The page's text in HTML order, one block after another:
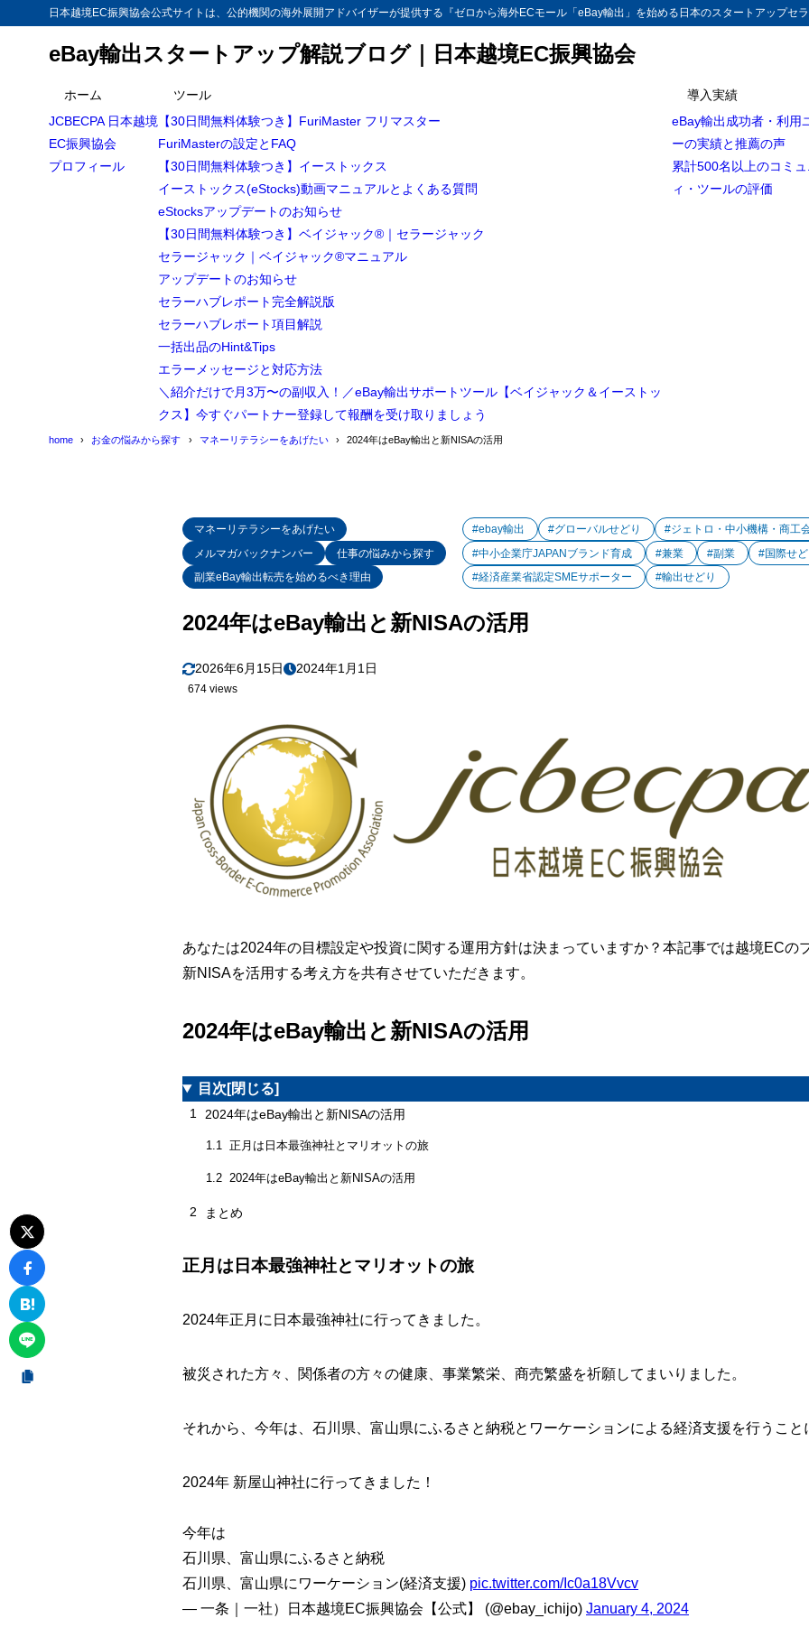
日本越境EC振興協会公式サイトは、公的機関の海外展開アドバイザーが提供する『ゼロから海外ECモール「eBay輸出」を始める日本のスタートアップセ
eBay輸出スタートアップ解説ブログ｜日本越境EC振興協会
ホーム
JCBECPA 日本越境
EC振興協会
プロフィール
ツール
【30日間無料体験つき】FuriMaster フリマスター
FuriMasterの設定とFAQ
【30日間無料体験つき】イーストックス
イーストックス(eStocks)動画マニュアルとよくある質問
eStocksアップデートのお知らせ
【30日間無料体験つき】ベイジャック®｜セラージャック
セラージャック｜ベイジャック®マニュアル
アップデートのお知らせ
セラーハブレポート完全解説版
セラーハブレポート項目解説
一括出品のHint&Tips
エラーメッセージと対応方法
＼紹介だけで月3万〜の副収入！／eBay輸出サポートツール【ベイジャック＆イーストッ
クス】今すぐパートナー登録して報酬を受け取りましょう
導入実績
eBay輸出成功者・利用
ーの実績と推薦の声
累計500名以上のコミ
ィ・ツールの評価
home お金の悩みから探す マネーリテラシーをあげたい 2024年はeBay輸出と新NISAの活用
マネーリテラシーをあげたい
メルマガバックナンバー
仕事の悩みから探す
副業eBay輸出転売を始めるべき理由
#ebay輸出 #グローバルせどり #ジェトロ・中小機構・商工
#中小企業庁JAPANブランド育成
#兼業 #副業 #国際せど
#経済産業省認定SMEサポーター
#輸出せどり
2024年はeBay輸出と新NISAの活用
2026年6月15日 2024年1月1日
674 views
あなたは2024年の目標設定や投資に関する運用方針は決まっていますか？本記事では越境ECの
新NISAを活用する考え方を共有させていただきます。
2024年はeBay輸出と新NISAの活用
目次 [閉じる]
1 2024年はeBay輸出と新NISAの活用
1.1 正月は日本最強神社とマリオットの旅
1.2 2024年はeBay輸出と新NISAの活用
2 まとめ
正月は日本最強神社とマリオットの旅
2024年正月に日本最強神社に行ってきました。
被災された方々、関係者の方々の健康、事業繁栄、商売繁盛を祈願してまいりました。
それから、今年は、石川県、富山県にふるさと納税とワーケーションによる経済支援を行うこと
2024年 新屋山神社に行ってきました！
今年は
石川県、富山県にふるさと納税
石川県、富山県にワーケーション(経済支援) pic.twitter.com/Ic0a18Vvcv
— 一条｜一社）日本越境EC振興協会【公式】 (@ebay_ichijo) January 4, 2024
目次
1 2024年はeBay輸出と新NISAの活用
正月は日本最強神社とマリオットの旅
1.2 2024年はeBay輸出と新NISAの活用